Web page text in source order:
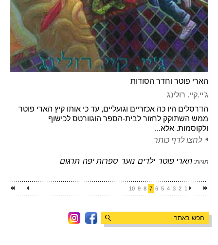
הארי פוטר וחדר הסודות
ג'יי.קיי. רולינג
הדרסלים היו כה אכזריים וגועליים, עד כי אותו קיץ הארי פוטר
ממש השתוקק לחזור לבית-הספר הוגוורטס לכישוף
ולקוסמות. אלא...
לחצו לדף כותר
תגיות: הארי פוטר ילדים נוער ספרות יפה תרגום
1
2
3
4
5
6
7
8
9
10